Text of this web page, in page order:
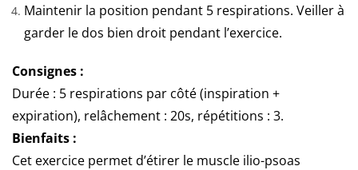
Maintenir la position pendant 5 respirations. Veiller à
garder le dos bien droit pendant l’exercice.
Consignes :
Durée : 5 respirations par côté (inspiration +
expiration), relâchement : 20s, répétitions : 3.
Bienfaits :
Cet exercice permet d’étirer le muscle ilio-psoas